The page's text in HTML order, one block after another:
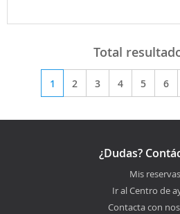
Total
1 2 3 4 5 6
¿Dudas?
Mis reservas
Ir al Centro de
Contacta con